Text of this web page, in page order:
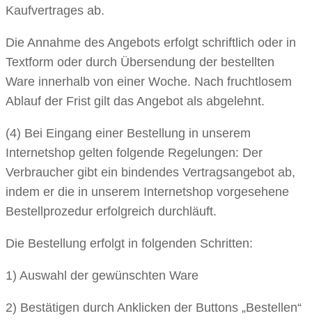
Kaufvertrages ab.
Die Annahme des Angebots erfolgt schriftlich oder in
Textform oder durch Übersendung der bestellten
Ware innerhalb von einer Woche. Nach fruchtlosem
Ablauf der Frist gilt das Angebot als abgelehnt.
(4) Bei Eingang einer Bestellung in unserem
Internetshop gelten folgende Regelungen: Der
Verbraucher gibt ein bindendes Vertragsangebot ab,
indem er die in unserem Internetshop vorgesehene
Bestellprozedur erfolgreich durchläuft.
Die Bestellung erfolgt in folgenden Schritten:
1) Auswahl der gewünschten Ware
2) Bestätigen durch Anklicken der Buttons „Bestellen“